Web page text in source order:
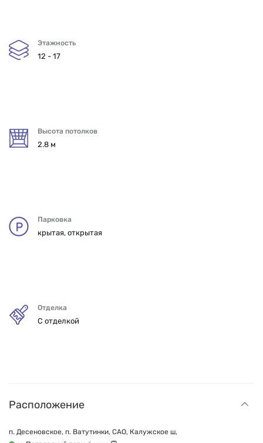
Этажность
12 - 17
Высота потолков
2.8 м
Парковка
крытая, открытая
Отделка
С отделкой
Расположение
п. Десеновское, п. Ватутинки, САО, Калужское ш,